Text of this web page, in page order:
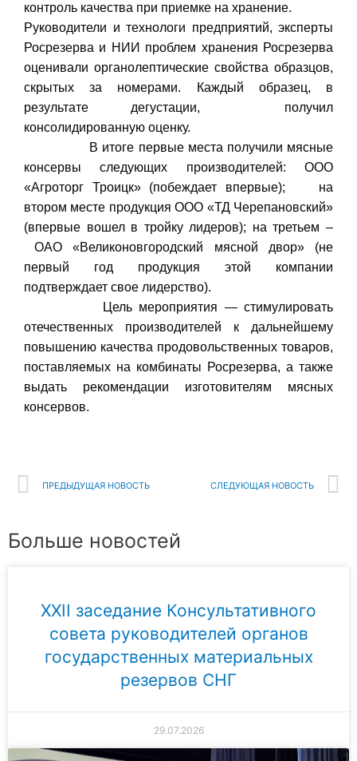
контроль качества при приемке на хранение.
Руководители и технологи предприятий, эксперты
Росрезерва и НИИ проблем хранения Росрезерва
оценивали органолептические свойства образцов,
скрытых за номерами. Каждый образец, в
результате дегустации, получил
консолидированную оценку.
В итоге первые места получили мясные
консервы следующих производителей: ООО
«Агроторг Троицк» (побеждает впервые); на
втором месте продукция ООО «ТД Черепановский»
(впервые вошел в тройку лидеров); на третьем –
ОАО «Великоновгородский мясной двор» (не
первый год продукция этой компании
подтверждает свое лидерство).
Цель мероприятия — стимулировать
отечественных производителей к дальнейшему
повышению качества продовольственных товаров,
поставляемых на комбинаты Росрезерва, а также
выдать рекомендации изготовителям мясных
консервов.
ПРЕДЫДУЩАЯ НОВОСТЬ СЛЕДУЮЩАЯ НОВОСТЬ
Больше новостей
XXII заседание Консультативного
совета руководителей органов
государственных материальных
резервов СНГ
29.07.2026